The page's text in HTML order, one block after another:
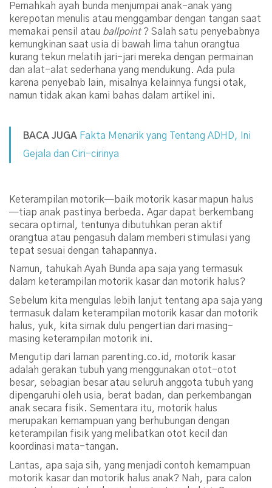
Pernahkah ayah bunda menjumpai anak-anak yang
kerepotan menulis atau menggambar dengan tangan saat
memakai pensil atau ballpoint? Salah satu penyebabnya
kemungkinan saat usia di bawah lima tahun orangtua
kurang tekun melatih jari-jari mereka dengan permainan
dan alat-alat sederhana yang mendukung. Ada pula
karena penyebab lain, misalnya kelainnya fungsi otak,
namun tidak akan kami bahas dalam artikel ini.
BACA JUGA Fakta Menarik yang Tentang ADHD, Ini
Gejala dan Ciri-cirinya
Keterampilan motorik—baik motorik kasar mapun halus
—tiap anak pastinya berbeda. Agar dapat berkembang
secara optimal, tentunya dibutuhkan peran aktif
orangtua atau pengasuh dalam memberi stimulasi yang
tepat sesuai dengan tahapannya.
Namun, tahukah Ayah Bunda apa saja yang termasuk
dalam keterampilan motorik kasar dan motorik halus?
Sebelum kita mengulas lebih lanjut tentang apa saja yang
termasuk dalam keterampilan motorik kasar dan motorik
halus, yuk, kita simak dulu pengertian dari masing-
masing keterampilan motorik ini.
Mengutip dari laman parenting.co.id, motorik kasar
adalah gerakan tubuh yang menggunakan otot-otot
besar, sebagian besar atau seluruh anggota tubuh yang
dipengaruhi oleh usia, berat badan, dan perkembangan
anak secara fisik. Sementara itu, motorik halus
merupakan kemampuan yang berhubungan dengan
keterampilan fisik yang melibatkan otot kecil dan
koordinasi mata-tangan.
Lantas, apa saja sih, yang menjadi contoh kemampuan
motorik kasar dan motorik halus anak? Nah, para calon